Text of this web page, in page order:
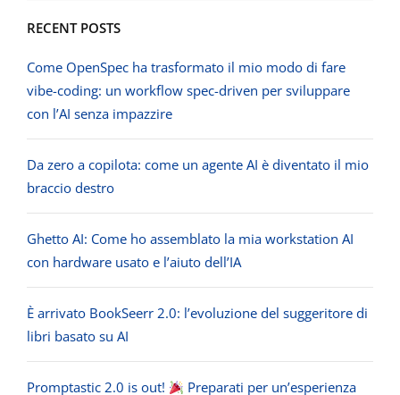
RECENT POSTS
Come OpenSpec ha trasformato il mio modo di fare
vibe-coding: un workflow spec-driven per sviluppare
con l’AI senza impazzire
Da zero a copilota: come un agente AI è diventato il mio
braccio destro
Ghetto AI: Come ho assemblato la mia workstation AI
con hardware usato e l’aiuto dell’IA
È arrivato BookSeerr 2.0: l’evoluzione del suggeritore di
libri basato su AI
Promptastic 2.0 is out!
Preparati per un’esperienza